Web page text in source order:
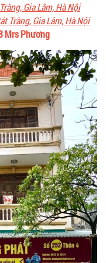
Gia Lâm, Hà Nội
Tràng, Gia Lâm, Hà Nội
Mrs Phương